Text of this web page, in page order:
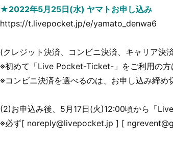
★2022年5月25日(水) ヤマトお申し込み
https://t.livepocket.jp/e/yamato_denwa6
(クレジット決済、コンビニ決済、キャリア決
※初めて「Live Pocket-Ticket-」をご利用の方
※コンビニ決済を選べるのは、お申し込み締め
(2)お申込み後、5月17日(火)12:00頃から「
※必ず[ noreply@livepocket.jp ] [